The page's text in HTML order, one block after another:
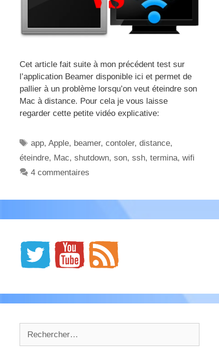
Cet article fait suite à mon précédent test sur
l’application Beamer disponible ici et permet de
pallier à un problème lorsqu’on veut éteindre son
Mac à distance. Pour cela je vous laisse
regarder cette petite vidéo explicative:
Étiquettes
app,Apple, beamer,contoler,distance,
éteindre, Mac, shutdown, son, ssh, termina, wifi
4 commentaires